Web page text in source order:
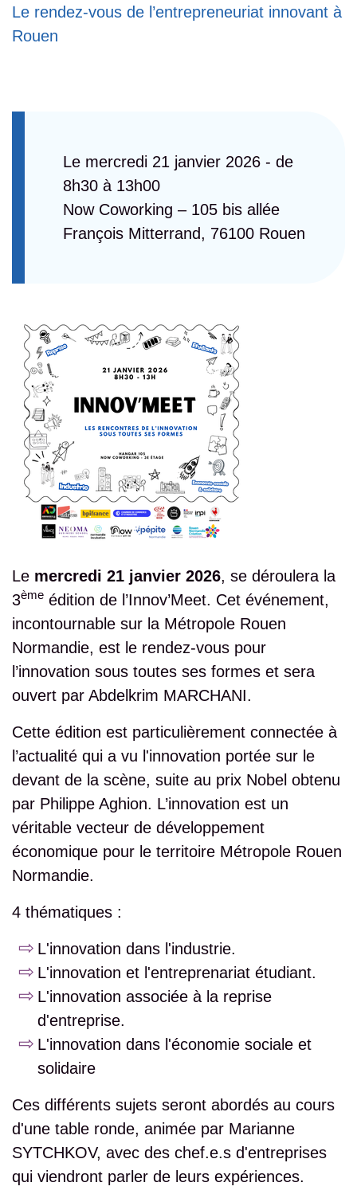
Le rendez-vous de l’entrepreneuriat innovant à
Rouen
Le mercredi 21 janvier 2026 - de
8h30 à 13h00
Now Coworking – 105 bis allée
François Mitterrand, 76100 Rouen
Le mercredi 21 janvier 2026, se déroulera la
3ème édition de l’Innov’Meet. Cet événement,
incontournable sur la Métropole Rouen
Normandie, est le rendez-vous pour
l’innovation sous toutes ses formes et sera
ouvert par Abdelkrim MARCHANI.
Cette édition est particulièrement connectée à
l’actualité qui a vu l'innovation portée sur le
devant de la scène, suite au prix Nobel obtenu
par Philippe Aghion. L’innovation est un
véritable vecteur de développement
économique pour le territoire Métropole Rouen
Normandie.
4 thématiques :
L'innovation dans l'industrie.
L'innovation et l'entreprenariat étudiant.
L'innovation associée à la reprise
d'entreprise.
L'innovation dans l'économie sociale et
solidaire
Ces différents sujets seront abordés au cours
d'une table ronde, animée par Marianne
SYTCHKOV, avec des chef.e.s d'entreprises
qui viendront parler de leurs expériences.